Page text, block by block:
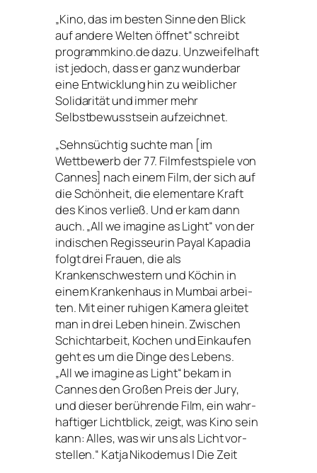
„Kino, das im bes­ten Sinne den Blick
auf ande­re Welten öff­net“ schreibt
programmkino.de dazu. Unzweifelhaft
ist jedoch, dass er ganz wun­der­bar
eine Entwicklung hin zu weib­li­cher
Solidarität und immer mehr
Selbstbewusstsein aufzeichnet.
„Sehnsüchtig such­te man [im
Wettbewerb der 77. Filmfestspiele von
Cannes] nach einem Film, der sich auf
die Schönheit, die ele­men­ta­re Kraft
des Kinos ver­ließ. Und er kam dann
auch. „All we ima­gi­ne as Light“ von der
indi­schen Regisseurin Payal Kapadia
folgt drei Frauen, die als
Krankenschwestern und Köchin in
einem Krankenhaus in Mumbai arbei­
ten. Mit einer ruhi­gen Kamera glei­tet
man in drei Leben hin­ein. Zwischen
Schichtarbeit, Kochen und Einkaufen
geht es um die Dinge des Lebens.
„All we ima­gi­ne as Light“ bekam in
Cannes den Großen Preis der Jury,
und die­ser berüh­ren­de Film, ein wahr­
haf­ti­ger Lichtblick, zeigt, was Kino sein
kann: Alles, was wir uns als Licht vor­
stel­len.“ Katja Nikodemus | Die Zeit